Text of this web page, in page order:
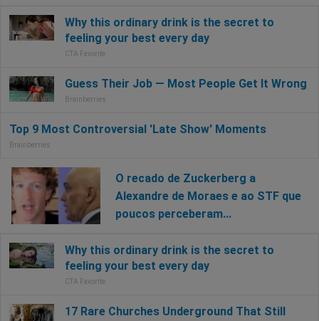
O recado de Zuckerberg a
Alexandre de Moraes e ao STF que
poucos perceberam...